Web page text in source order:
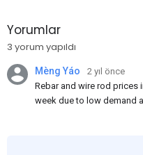
Yorumlar
3 yorum yapıldı
Mèng Yáo
2 yıl önce
Rebar and wire rod prices
week due to low demand